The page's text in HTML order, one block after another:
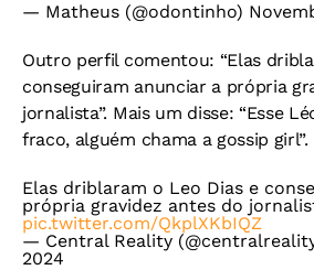
— Matheus (@odontinho)
Outro perfil comentou: “Elas
conseguiram anunciar a própria
jornalista”. Mais um disse: “Esse
fraco, alguém chama a gossip girl”.
Elas driblaram o Leo Dias e
própria gravidez antes do
pic.twitter.com/QkplXKbIQZ
— Central Reality
2024